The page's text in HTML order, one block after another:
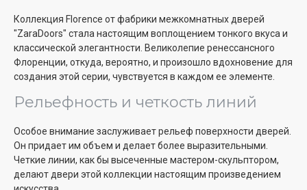
Коллекция Florence от фабрики межкомнатных дверей
"ZaraDoors" стала настоящим воплощением тонкого вкуса и
классической элегантности. Великолепие ренессансного
Флоренции, откуда, вероятно, и произошло вдохновение для
создания этой серии, чувствуется в каждом ее элементе.
Рельефность и четкость линий
Особое внимание заслуживает рельеф поверхности дверей.
Он придает им объем и делает более выразительными.
Четкие линии, как бы высеченные мастером-скульптором,
делают двери этой коллекции настоящим произведением